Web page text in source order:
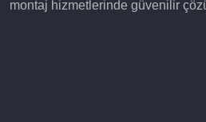
montaj hizmetlerinde güvenilir